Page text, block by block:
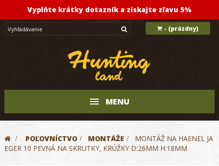
Vyplňte krátky dotazník a získajte zľavu 5%
- (prázdny)
MENU
> POĽOVNÍCTVO > MONTÁŽE >
MONTÁŽ NA HAENEL JA
EGER 10 PEVNÁ NA SKRUTKY, KRÚŽKY D:26MM H:18MM